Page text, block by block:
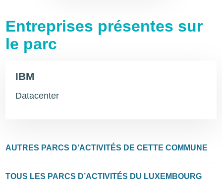
Entreprises présentes sur
le parc
IBM
Datacenter
AUTRES PARCS D’ACTIVITÉS DE CETTE COMMUNE
TOUS LES PARCS D’ACTIVITÉS DU LUXEMBOURG